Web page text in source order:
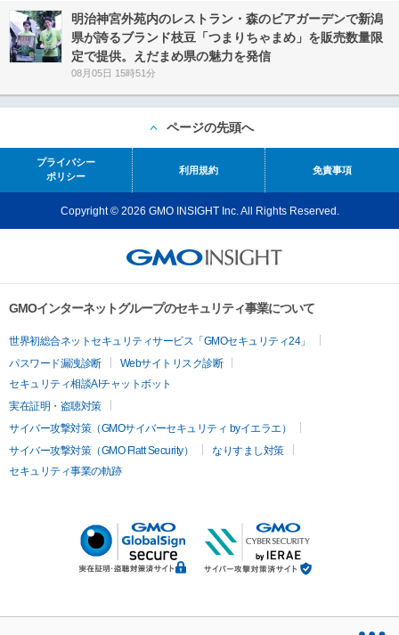
明治神宮外苑内のレストラン・森のビアガーデンで新潟
県が誇るブランド枝豆「つまりちゃまめ」を販売数量限
定で提供。えだまめ県の魅力を発信
08月05日 15時51分
ページの先頭へ
プライバシー
ポリシー
利用規約 免責事項
Copyright © 2026 GMO INSIGHT Inc. All Rights Reserved.
GMOインターネットグループのセキュリティ事業について
世界初総合ネットセキュリティサービス「GMOセキュリティ24」
パスワード漏洩診断
Webサイトリスク診断
セキュリティ相談AIチャットボット
実在証明・盗聴対策
サイバー攻撃対策（GMOサイバーセキュリティ byイエラエ）
サイバー攻撃対策（GMO Flatt Security）
なりすまし対策
セキュリティ事業の軌跡